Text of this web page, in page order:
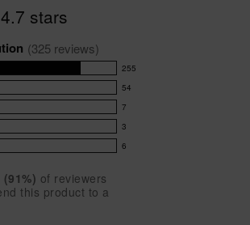
4.7 stars
(325 reviews)
255
54
7
3
6
(91%) of reviewers
this product to a